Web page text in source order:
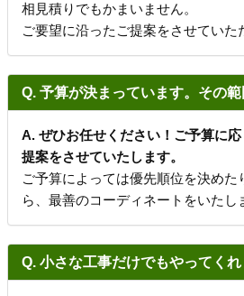
相見積りでもかまいません。
ご要望に沿ったご提案をさせていた
Q. 予算が決まっています。その
A. ぜひお任せください！ご予算に
提案をさせていたします。
ご予算によっては優先順位を決めた
ら、最善のコーディネートをいたし
Q. 小さな工事だけでもやってくれ